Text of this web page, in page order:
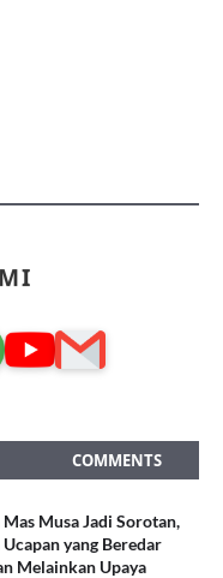
COMMENTS
Musa Jadi Sorotan,
yang Beredar
Melainkan Upaya